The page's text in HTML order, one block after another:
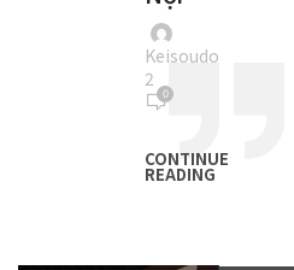
Keisoudo
2
0
CONTINUE
READING